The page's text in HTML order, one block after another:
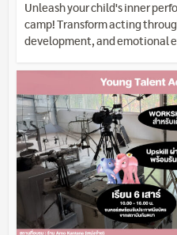
Unleash your child's inner
camp! Transform acting
development, and emotional